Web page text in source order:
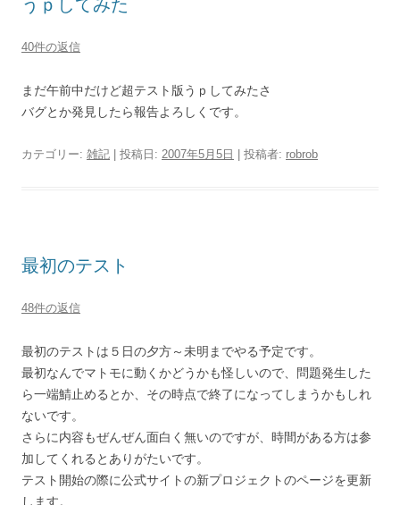
うｐしてみた
40件の返信
まだ午前中だけど超テスト版うｐしてみたさ
バグとか発見したら報告よろしくです。
カテゴリー: 雑記 | 投稿日: 2007年5月5日 投稿者: robrob
最初のテスト
48件の返信
最初のテストは５日の夕方～未明までやる予定です。
最初なんでマトモに動くかどうかも怪しいので、問題発生した
ら一端鯖止めるとか、その時点で終了になってしまうかもしれ
ないです。
さらに内容もぜんぜん面白く無いのですが、時間がある方は参
加してくれるとありがたいです。
テスト開始の際に公式サイトの新プロジェクトのページを更新
します。